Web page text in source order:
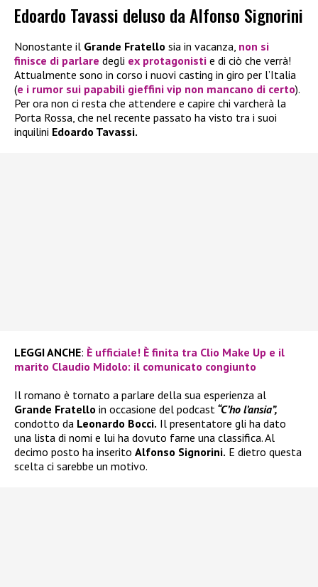
Edoardo Tavassi deluso da Alfonso Signorini
Nonostante il Grande Fratello sia in vacanza, non si
finisce di parlare degli ex protagonisti e di ciò che verrà!
Attualmente sono in corso i nuovi casting in giro per l’Italia
(e i rumor sui papabili gieffini vip non mancano di certo).
Per ora non ci resta che attendere e capire chi varcherà la
Porta Rossa, che nel recente passato ha visto tra i suoi
inquilini Edoardo Tavassi.
LEGGI ANCHE: È ufficiale! È finita tra Clio Make Up e il
marito Claudio Midolo: il comunicato congiunto
Il romano è tornato a parlare della sua esperienza al
Grande Fratello in occasione del podcast “C’ho l’ansia”,
condotto da Leonardo Bocci. Il presentatore gli ha dato
una lista di nomi e lui ha dovuto farne una classifica. Al
decimo posto ha inserito Alfonso Signorini. E dietro questa
scelta ci sarebbe un motivo.